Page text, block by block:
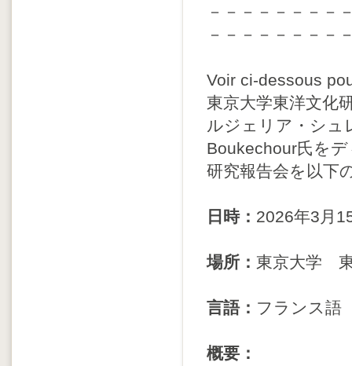
－－－－－－－－
－－－－－－－－
Voir ci-dessous
東京大学東洋文化
ルジェリア・シュ
Boukechour氏を
研究報告会を以下
日時： 2026年3月
場所： 東京大学
言語： フランス語
概要：